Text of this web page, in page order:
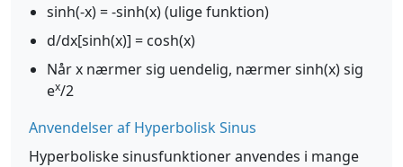
sinh(-x) = -sinh(x) (ulige funktion)
d/dx[sinh(x)] = cosh(x)
Når x nærmer sig uendelig, nærmer sinh(x) sig
ex/2
Anvendelser af Hyperbolisk Sinus
Hyperboliske sinusfunktioner anvendes i mange